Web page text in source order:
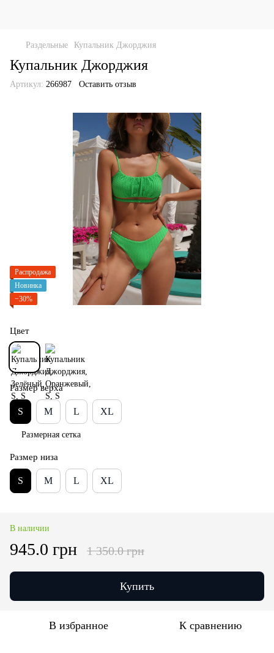
Раздельные Купальник Джорджия
Купальник Джорджия
Артикул: 266987 Оставить отзыв
Распродажа
Новинка
−30%
Цвет
Размер верха
S M L XL
Размерная сетка
Размер низа
S M L XL
В наличии
945.0 грн 1 350.0 грн
Купить
В избранное К сравнению